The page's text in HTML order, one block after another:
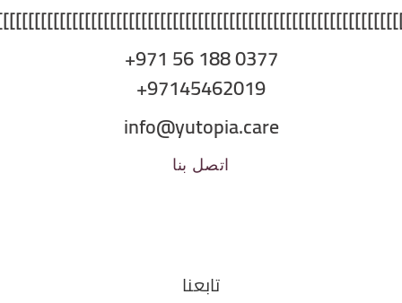
اتصل بنا
+971 56 188 0377
+97145462019
info@yutopia.care
تابعنا